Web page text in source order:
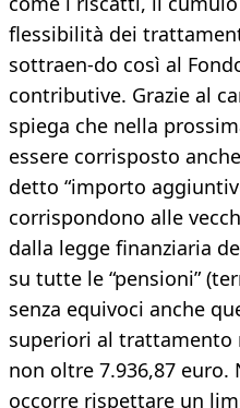
flessibilità dei
sottraen-do così al
contributive. Grazie al
spiega che nella
essere corrisposto
detto “importo
corrispondono alle
dalla legge finanziaria
su tutte le “pensioni”
senza equivoci anche
superiori al trattamento
non oltre 7.936,87
occorre rispettare un